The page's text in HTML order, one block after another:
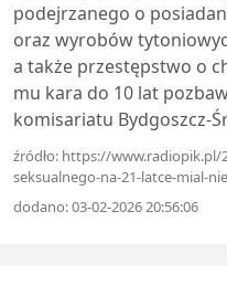
podejrzanego o
oraz wyrobów
a także przestępstwo o
mu kara do 10 lat
komisariatu Bydgoszcz-
źródło: https://www.radiopik.pl/
seksualnego-na-21-latce-mial-
dodano: 03-02-2026 20:56:06